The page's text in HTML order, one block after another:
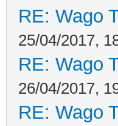
RE: Wago
25/04/2017,
RE: Wago
26/04/2017,
RE: Wago